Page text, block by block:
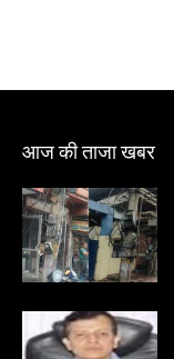
आज की ताजा खबर